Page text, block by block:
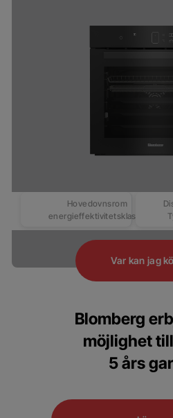
Hovedovnsrom
energieffektivitetsklasse
Var kan jag
Blomberg
möjlighet
5 års